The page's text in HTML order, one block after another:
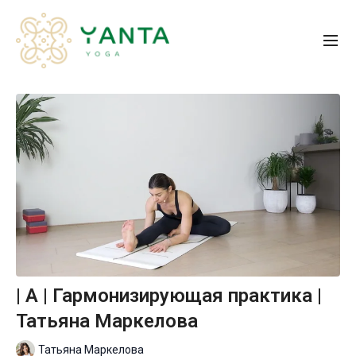
| A | Гармонизирующая практика |
Татьяна Маркелова
Татьяна Маркелова